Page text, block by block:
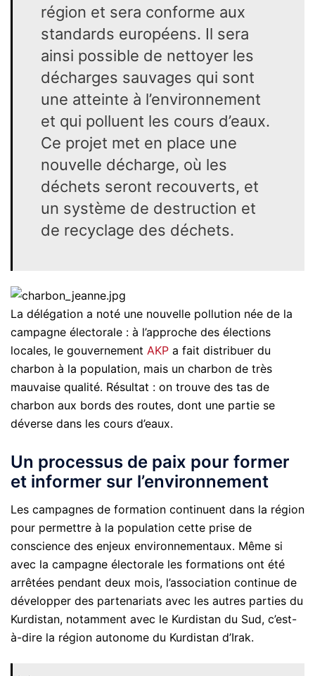
région et sera conforme aux
standards européens. Il sera
ainsi possible de nettoyer les
décharges sauvages qui sont
une atteinte à l’environnement
et qui polluent les cours d’eaux.
Ce projet met en place une
nouvelle décharge, où les
déchets seront recouverts, et
un système de destruction et
de recyclage des déchets.
La délégation a noté une nouvelle pollution née de la
campagne électorale : à l’approche des élections
locales, le gouvernement AKP a fait distribuer du
charbon à la population, mais un charbon de très
mauvaise qualité. Résultat : on trouve des tas de
charbon aux bords des routes, dont une partie se
déverse dans les cours d’eaux.
Un processus de paix pour former
et informer sur l’environnement
Les campagnes de formation continuent dans la région
pour permettre à la population cette prise de
conscience des enjeux environnementaux. Même si
avec la campagne électorale les formations ont été
arrêtées pendant deux mois, l’association continue de
développer des partenariats avec les autres parties du
Kurdistan, notamment avec le Kurdistan du Sud, c’est-
à-dire la région autonome du Kurdistan d’Irak.